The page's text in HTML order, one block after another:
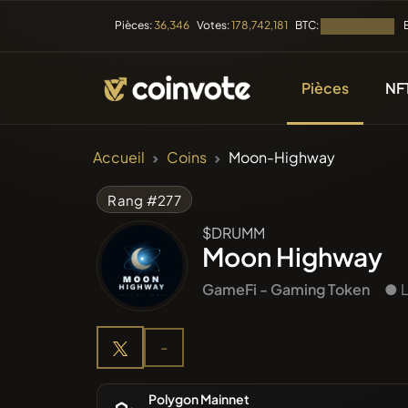
Pièces:36,346 Votes:178,742,181 BTC:
Pièces
Accueil Coins Moon-Highway
Rang #277
$DRUMM
Moon Highway
GameFi - Gaming Token ●
-
Polygon Mainnet